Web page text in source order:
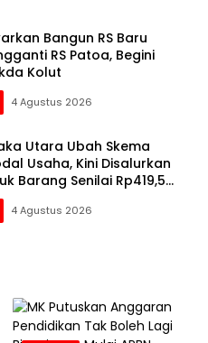
Bangun RS Baru
RS Patoa, Begini
Kolut
4 Agustus 2026
Utara Ubah Skema
Usaha, Kini Disalurkan
Barang Senilai Rp419,5
4 Agustus 2026